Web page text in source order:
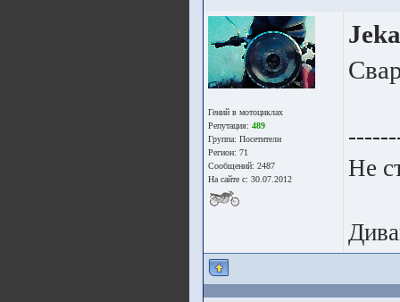
Гений в мотоциклах
Репутация: 489
Группа: Посетители
Регион: 71
Сообщений: 2487
На сайте с: 30.07.2012
Jeka
Не